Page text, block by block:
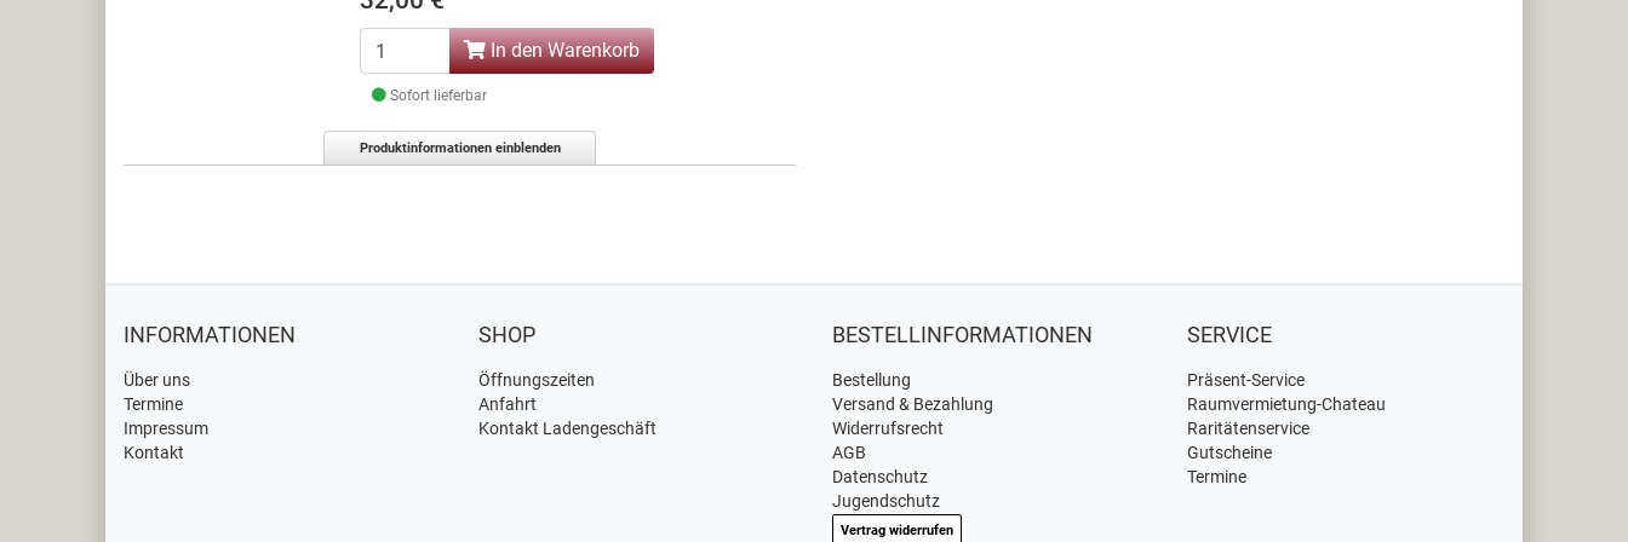
In den Warenkorb
Sofort lieferbar
Produktinformationen einblenden
INFORMATIONEN
Über uns
Termine
Impressum
Kontakt
SHOP
Öffnungszeiten
Anfahrt
Kontakt Ladengeschäft
BESTELLINFORMATIONEN
Bestellung
Versand & Bezahlung
Widerrufsrecht
AGB
Datenschutz
Jugendschutz
Vertrag widerrufen
SERVICE
Präsent-Service
Raumvermietung-Chateau
Raritätenservice
Gutscheine
Termine